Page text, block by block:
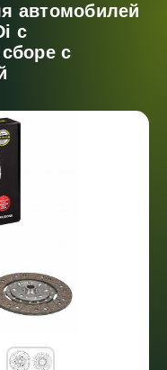
автомобилей
с
с